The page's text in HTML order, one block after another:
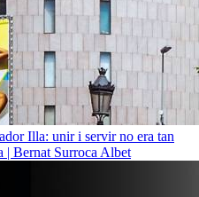
Illa: unir i servir no era tan
| Bernat Surroca Albet